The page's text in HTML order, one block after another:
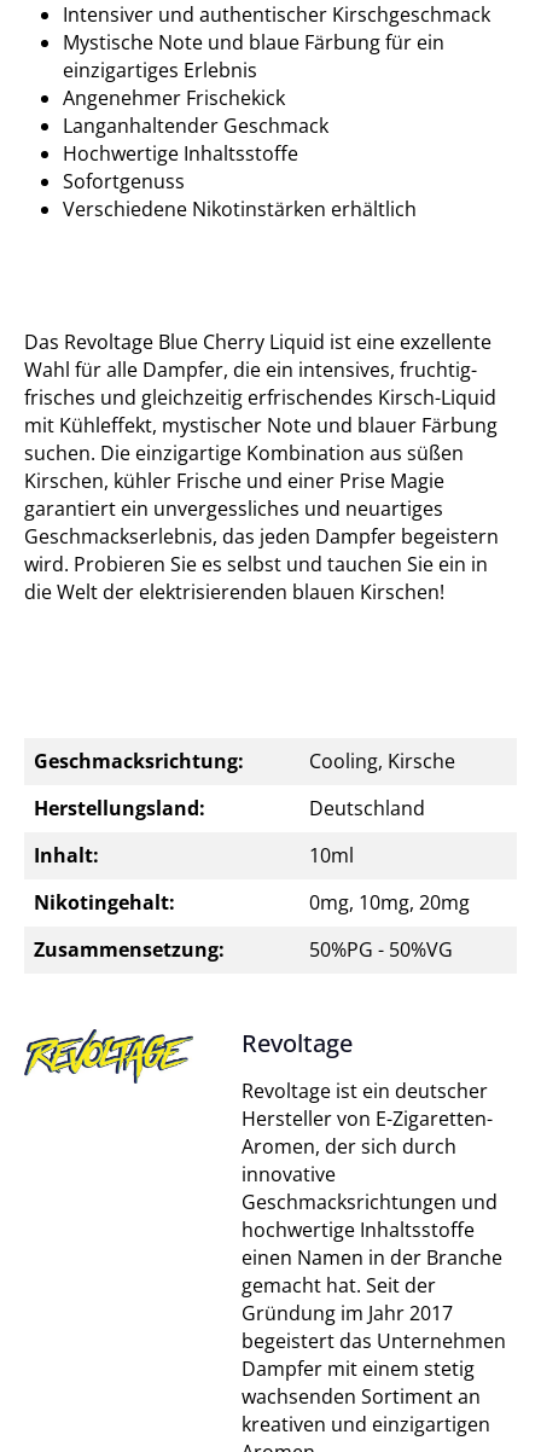
Intensiver und authentischer Kirschgeschmack
Mystische Note und blaue Färbung für ein
einzigartiges Erlebnis
Angenehmer Frischekick
Langanhaltender Geschmack
Hochwertige Inhaltsstoffe
Sofortgenuss
Verschiedene Nikotinstärken erhältlich
Das Revoltage Blue Cherry Liquid ist eine exzellente
Wahl für alle Dampfer, die ein intensives, fruchtig-
frisches und gleichzeitig erfrischendes Kirsch-Liquid
mit Kühleffekt, mystischer Note und blauer Färbung
suchen. Die einzigartige Kombination aus süßen
Kirschen, kühler Frische und einer Prise Magie
garantiert ein unvergessliches und neuartiges
Geschmackserlebnis, das jeden Dampfer begeistern
wird. Probieren Sie es selbst und tauchen Sie ein in
die Welt der elektrisierenden blauen Kirschen!
Geschmacksrichtung:
Cooling, Kirsche
Herstellungsland:
Deutschland
Inhalt:
10ml
Nikotingehalt:
0mg, 10mg, 20mg
Zusammensetzung:
50%PG - 50%VG
Revoltage
Revoltage ist ein deutscher
Hersteller von E-Zigaretten-
Aromen, der sich durch
innovative
Geschmacksrichtungen und
hochwertige Inhaltsstoffe
einen Namen in der Branche
gemacht hat. Seit der
Gründung im Jahr 2017
begeistert das Unternehmen
Dampfer mit einem stetig
wachsenden Sortiment an
kreativen und einzigartigen